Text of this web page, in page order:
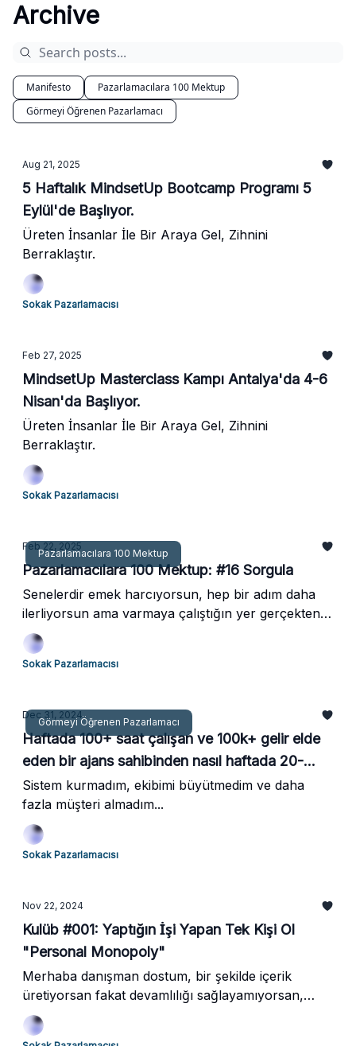
batırdın... tebrikler artık girişimcisin :) büyük
çünkü bu yol geri dönüşü olmayan bir yol...
Archive
Manifesto
Pazarlamacılara 100 Mektup
Görmeyi Öğrenen Pazarlamacı
Aug 21, 2025
5 Haftalık MindsetUp Bootcamp Programı 5
Eylül'de Başlıyor.
Üreten İnsanlar İle Bir Araya Gel, Zihnini
Berraklaştır.
Sokak Pazarlamacısı
Feb 27, 2025
MindsetUp Masterclass Kampı Antalya'da 4-6
Nisan'da Başlıyor.
Üreten İnsanlar İle Bir Araya Gel, Zihnini
Berraklaştır.
Sokak Pazarlamacısı
Pazarlamacılara 100 Mektup
Feb 22, 2025
Pazarlamacılara 100 Mektup: #16 Sorgula
Senelerdir emek harcıyorsun, hep bir adım daha
ilerliyorsun ama varmaya çalıştığın yer gerçekten
ulaşmak istediğin yer değil.
Sokak Pazarlamacısı
Görmeyi Öğrenen Pazarlamacı
Dec 31, 2024
Haftada 100+ saat çalışan ve 100k+ gelir elde
eden bir ajans sahibinden nasıl haftada 20-
saat çalışan ve 400k+ gelir elde eden saygın
bir danışman haline geldim...
Sistem kurmadım, ekibimi büyütmedim ve daha
fazla müşteri almadım...
Sokak Pazarlamacısı
Nov 22, 2024
Kulüb #001: Yaptığın İşi Yapan Tek Kişi Ol
"Personal Monopoly"
Merhaba danışman dostum, bir şekilde içerik
üretiyorsan fakat devamlılığı sağlayamıyorsan,
hangi nişi seçeceğim diye düşünüyorsan ya da
içeriklerini beğenmiyorsan canlı yayın senin için.